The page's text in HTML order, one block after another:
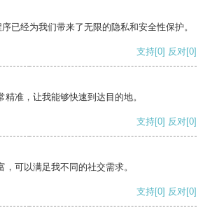
已经为我们带来了无限的隐私和安全性保护。
支持[0] 反对[0]
准，让我能够快速到达目的地。
支持[0] 反对[0]
可以满足我不同的社交需求。
支持[0] 反对[0]